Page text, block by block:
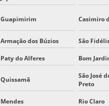
Guapimirim Casimiro
Armação dos Búzios São
Paty do Alferes Bom
Quissamã
São José
Preto
Mendes Rio Claro